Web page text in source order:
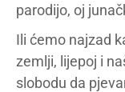
parodijo, oj
Ili ćemo najzad
zemlji, lijepoj i
slobodu da